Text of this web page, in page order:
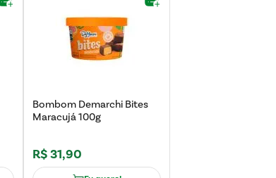
Bombom Demarchi Bites
Maracujá 100g
R$31,90